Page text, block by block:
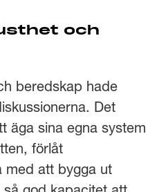
och
beredskap hade
Det
äga sina egna system
förlåt
med att bygga ut